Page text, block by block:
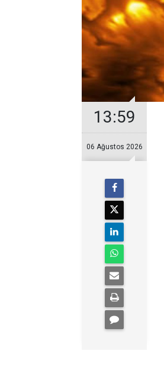
13:59
06 Ağustos 2026